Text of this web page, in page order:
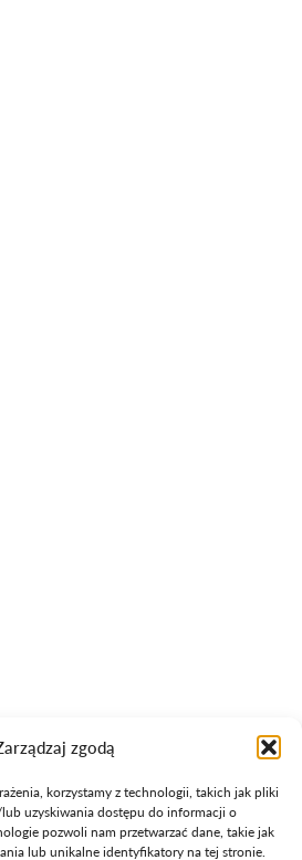
zgodą
korzystamy z technologii, takich jak pliki
uzyskiwania dostępu do informacji o
pozwoli nam przetwarzać dane, takie jak
lub unikalne identyfikatory na tej stronie.
i szkolenie zawodowe
informacji handlowej (newsletter) drogą
e-mail oraz na przetwarzanie danych
Zakład Doskonalenia Zawodowego z siedzibą
3.
reCAPTCHA i mają zastosowanie